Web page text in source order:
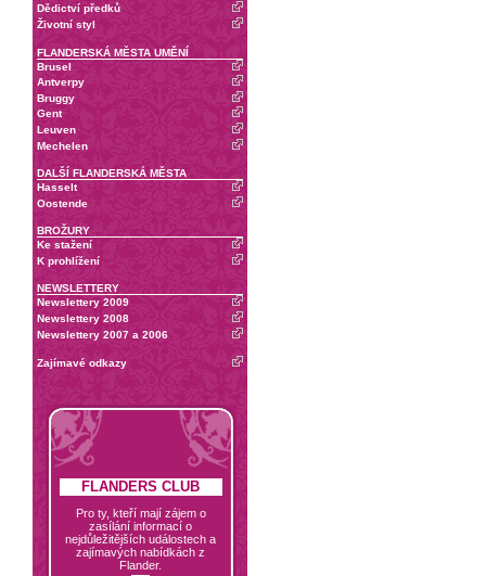
Dědictví předků
Životní styl
FLANDERSKÁ MĚSTA UMĚNÍ
Brusel
Antverpy
Bruggy
Gent
Leuven
Mechelen
DALŠÍ FLANDERSKÁ MĚSTA
Hasselt
Oostende
BROŽURY
Ke stažení
K prohlížení
NEWSLETTERY
Newslettery 2009
Newslettery 2008
Newslettery 2007 a 2006
Zajímavé odkazy
FLANDERS CLUB
Pro ty, kteří mají zájem o
zasílání informací o
nejdůležitějších událostech a
zajímavých nabídkách z
Flander.